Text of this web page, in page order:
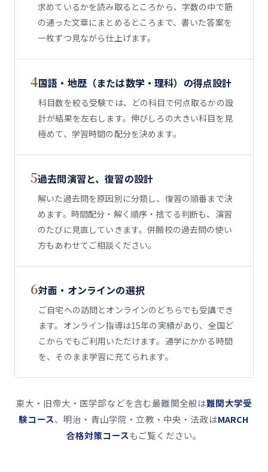
求めているかを読み取るところから、字数の中で筋
の通った文章にまとめるところまで、書いた答案を
一枚ずつ見ながら仕上げます。
4国語・地歴（または数学・理科）の得点設計
科目数を絞る受験では、どの科目で何点取るかの設
計が結果を左右します。伸びしろの大きい科目を見
極めて、学習時間の配分を決めます。
5過去問演習と、復習の設計
解いた過去問を原因別に分類し、復習の順番まで決
めます。時間配分・解く順序・捨てる判断も、演習
のたびに見直していきます。併願校の過去問の使い
方もあわせてご相談ください。
6対面・オンラインの選択
ご自宅への訪問とオンラインのどちらでも受講でき
ます。オンライン指導は15年の実績があり、全国ど
こからでもご利用いただけます。通学にかかる時間
を、そのまま学習に充てられます。
東大・旧帝大・医学部などを含む最難関全般は難関大学受
験コース、明治・青山学院・立教・中央・法政はMARCH
合格対策コースもご覧ください。